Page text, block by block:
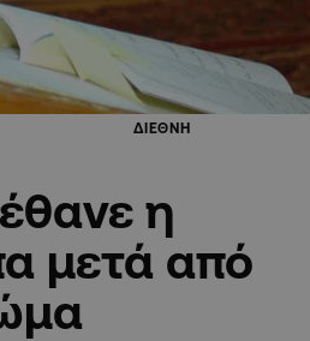
ΔΙΕΘΝΗ
η
μετά από